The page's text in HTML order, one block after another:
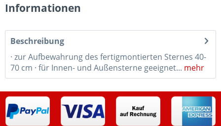
Informationen
Beschreibung
· zur Aufbewahrung des fertigmontierten Sternes 40-
70 cm · für Innen- und Außensterne geeignet... mehr